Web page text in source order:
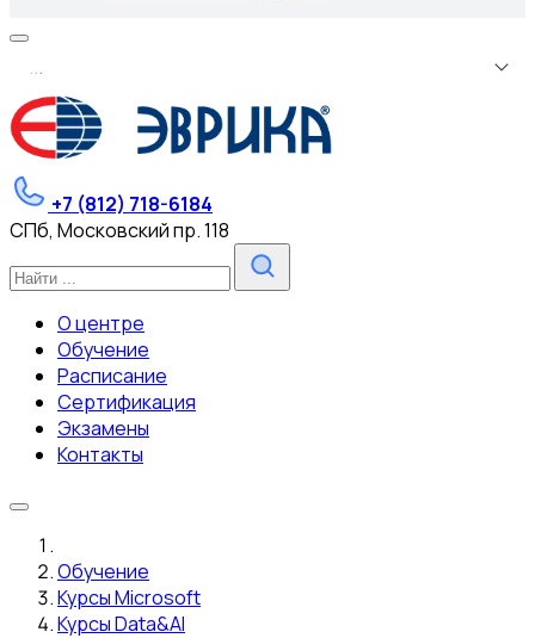
...
+7 (812) 718-6184
СПб, Московский пр. 118
О центре
Обучение
Расписание
Сертификация
Экзамены
Контакты
Обучение
Курсы Microsoft
Курсы Data&AI